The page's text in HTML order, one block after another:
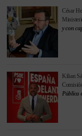
César
y con
Kilian
Pública